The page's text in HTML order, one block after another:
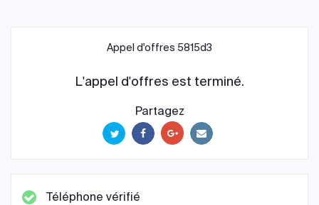
Appel d'offres 5815d3
L'appel d'offres est terminé.
Partagez
Téléphone vérifié